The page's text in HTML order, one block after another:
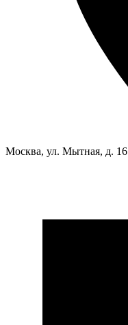
Москва, ул. Мытная, д. 16